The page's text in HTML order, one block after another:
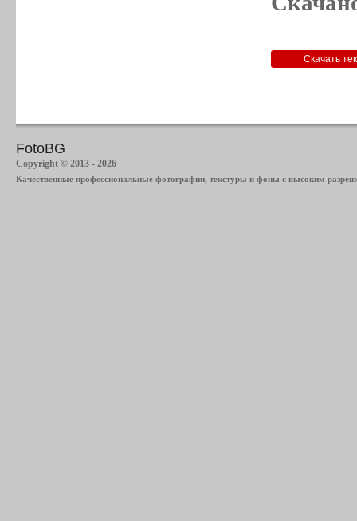
FotoBG
Copyright © 2013 - 2026
Качественные профессиональные фотографии, текстуры и фоны с высоким